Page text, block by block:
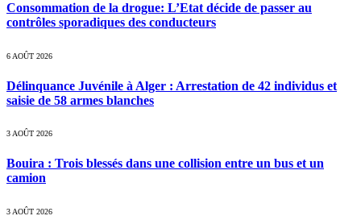
Consommation de la drogue: L’Etat décide de passer au
contrôles sporadiques des conducteurs
6 AOÛT 2026
Délinquance Juvénile à Alger : Arrestation de 42 individus et
saisie de 58 armes blanches
3 AOÛT 2026
Bouira : Trois blessés dans une collision entre un bus et un
camion
3 AOÛT 2026